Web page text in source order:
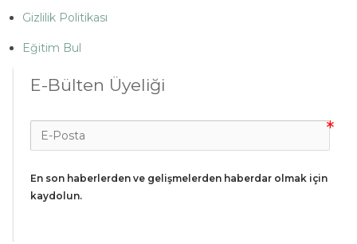
Gizlilik Politikası
Eğitim Bul
E-Bülten Üyeliği
En son haberlerden ve gelişmelerden haberdar olmak için
kaydolun.